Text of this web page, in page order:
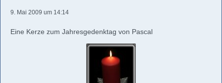
9. Mai 2009 um 14:14
Eine Kerze zum Jahresgedenktag von Pascal